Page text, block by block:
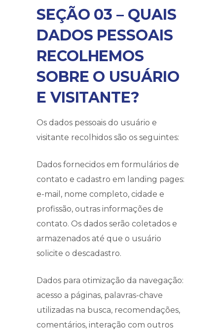
SEÇÃO 03 – QUAIS
DADOS PESSOAIS
RECOLHEMOS
SOBRE O USUÁRIO
E VISITANTE?
Os dados pessoais do usuário e
visitante recolhidos são os seguintes:
Dados fornecidos em formulários de
contato e cadastro em landing pages:
e-mail, nome completo, cidade e
profissão, outras informações de
contato. Os dados serão coletados e
armazenados até que o usuário
solicite o descadastro.
Dados para otimização da navegação:
acesso a páginas, palavras-chave
utilizadas na busca, recomendações,
comentários, interação com outros